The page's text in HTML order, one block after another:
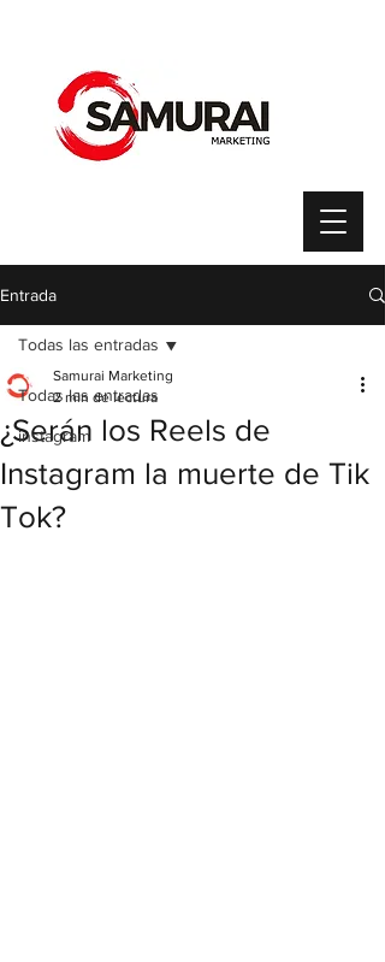
Entrada
Todas las entradas
instagram
Todas las entradas
¿Serán los Reels de
Instagram la muerte de Tik
Tok?
Samurai Marketing
2 min de lectura